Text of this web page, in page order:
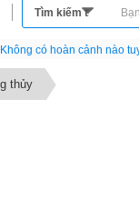
như không chịu học tập
thủy